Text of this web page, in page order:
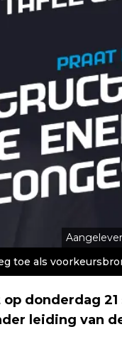
toe als
donderdag
leiding van